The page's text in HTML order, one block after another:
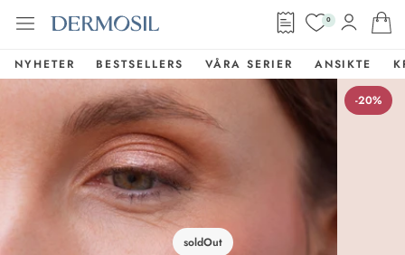
0
NYHETER BESTSELLERS VÅRA SERIER ANSIKTE
soldOut
-20%